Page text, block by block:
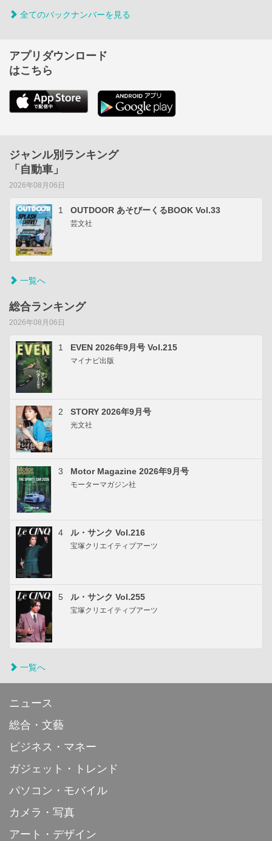
全てのバックナンバーを見る
アプリダウンロード
はこちら
ジャンル別ランキング
「自動車」
2026年08月06日
1 OUTDOOR あそびーくるBOOK Vol.33
芸文社
一覧へ
総合ランキング
2026年08月06日
1 EVEN 2026年9月号 Vol.215
マイナビ出版
2 STORY 2026年9月号
光文社
3 Motor Magazine 2026年9月号
モーターマガジン社
4 ル・サンク Vol.216
宝塚クリエイティブアーツ
5 ル・サンク Vol.255
宝塚クリエイティブアーツ
一覧へ
ニュース
総合・文藝
ビジネス・マネー
ガジェット・トレンド
パソコン・モバイル
カメラ・写真
アート・デザイン